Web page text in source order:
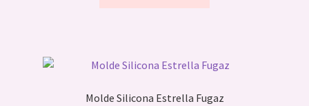
Molde Silicona Estrella Fugaz